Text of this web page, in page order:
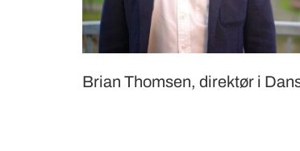
Brian Thomsen, direktør i